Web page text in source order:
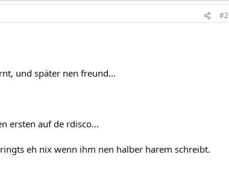
#2
und später nen freund...
ersten auf de rdisco...
eh nix wenn ihm nen halber harem schreibt.